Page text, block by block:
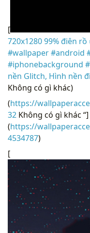
720x1280 99% điên
#wallpaper #android
#iphonebackground
nền Glitch, Hình nền
Không có gì khác)
(https://
32Không có gì khác “]
(https://
4534787)
[